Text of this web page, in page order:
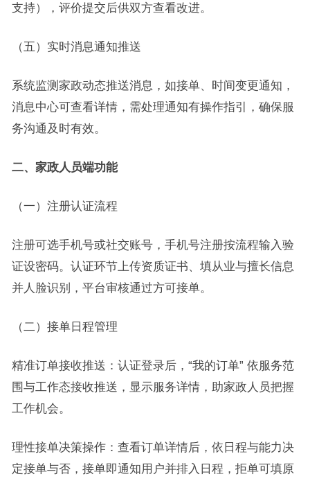
支持），评价提交后供双方查看改进。
（五）实时消息通知推送
系统监测家政动态推送消息，如接单、时间变更通知，
消息中心可查看详情，需处理通知有操作指引，确保服
务沟通及时有效。
二、家政人员端功能
（一）注册认证流程
注册可选手机号或社交账号，手机号注册按流程输入验
证设密码。认证环节上传资质证书、填从业与擅长信息
并人脸识别，平台审核通过方可接单。
（二）接单日程管理
精准订单接收推送：认证登录后，“我的订单” 依服务范
围与工作态接收推送，显示服务详情，助家政人员把握
工作机会。
理性接单决策操作：查看订单详情后，依日程与能力决
定接单与否，接单即通知用户并排入日程，拒单可填原